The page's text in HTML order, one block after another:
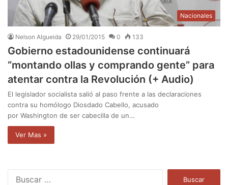
Nacionales
Nelson Algueida 29/01/2015 0 133
Gobierno estadounidense continuará
“montando ollas y comprando gente” para
atentar contra la Revolución (+ Audio)
El legislador socialista salió al paso frente a las declaraciones
contra su homólogo Diosdado Cabello, acusado
por Washington de ser cabecilla de un…
Ver Mas »